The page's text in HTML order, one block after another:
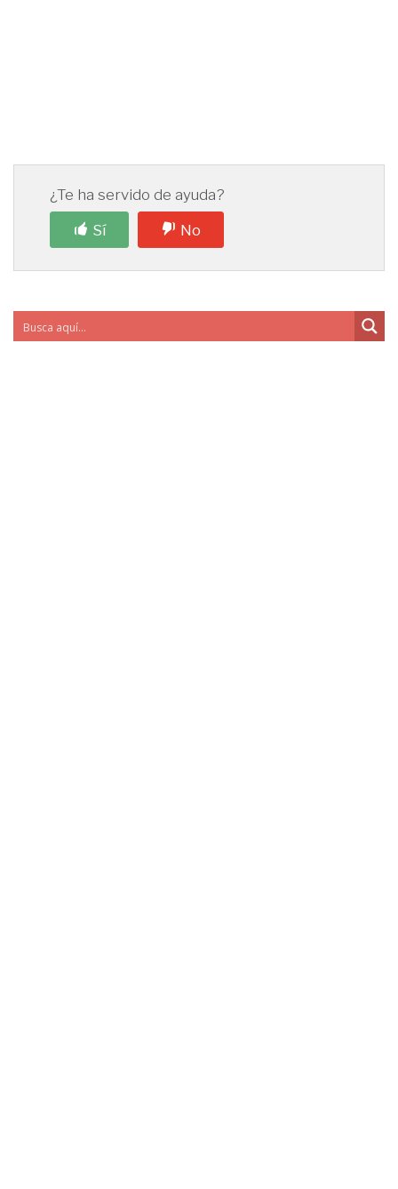
¿Te ha servido de ayuda?
Sí
No